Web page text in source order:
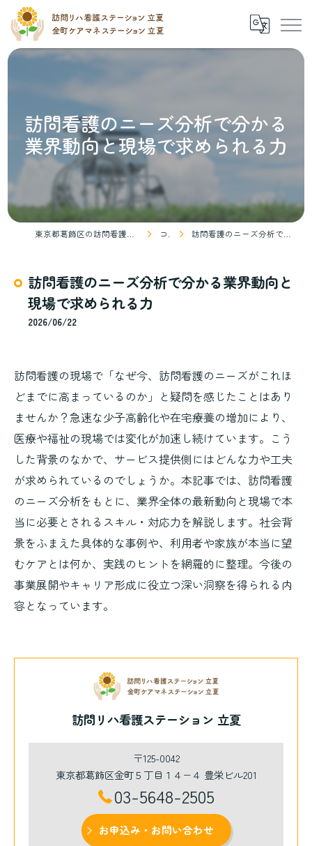
訪問看護のニーズ分析で分かる
業界動向と現場で求められる力
コラム 訪問看護のニーズ分析で分かる業界動向と現場で求められる力
訪問看護のニーズ分析で分かる業界動向と
現場で求められる力
2026/06/22
訪問看護の現場で「なぜ今、訪問看護のニーズがこれほ
どまでに高まっているのか」と疑問を感じたことはあり
ませんか？急速な少子高齢化や在宅療養の増加により、
医療や福祉の現場では変化が加速し続けています。こう
した背景のなかで、サービス提供側にはどんな力や工夫
が求められているのでしょうか。本記事では、訪問看護
のニーズ分析をもとに、業界全体の最新動向と現場で本
当に必要とされるスキル・対応力を解説します。社会背
景をふまえた具体的な事例や、利用者や家族が本当に望
むケアとは何か、実践のヒントを網羅的に整理。今後の
事業展開やキャリア形成に役立つ深い洞察を得られる内
容となっています。
訪問リハ看護ステーション 立夏
〒125-0042
東京都葛飾区金町５丁目１４−４ 豊栄ビル201
03-5648-2505
お申込み・お問い合わせ